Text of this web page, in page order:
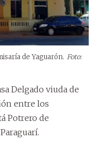
de Yaguarón. Foto:
Delgado viuda de
entre los
Potrero de